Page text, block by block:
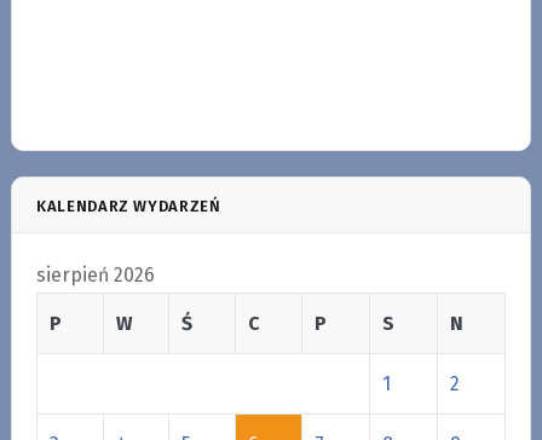
KALENDARZ WYDARZEŃ
sierpień 2026
P W Ś C P S N
1 2